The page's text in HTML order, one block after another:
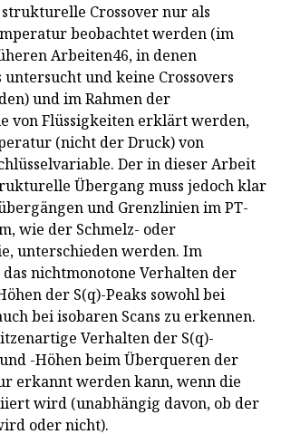
Crossover nur als
beobachtet werden (im
Arbeiten46, in denen
untersucht und keine Crossovers
und im Rahmen der
von Flüssigkeiten erklärt werden,
(nicht der Druck) von
Der in dieser Arbeit
Übergang muss jedoch klar
und Grenzlinien im PT-
wie der Schmelz- oder
unterschieden werden. Im
nichtmonotone Verhalten der
der S(q)-Peaks sowohl bei
bei isobaren Scans zu erkennen.
Verhalten der S(q)-
-Höhen beim Überqueren der
erkannt werden kann, wenn die
wird (unabhängig davon, ob der
oder nicht).